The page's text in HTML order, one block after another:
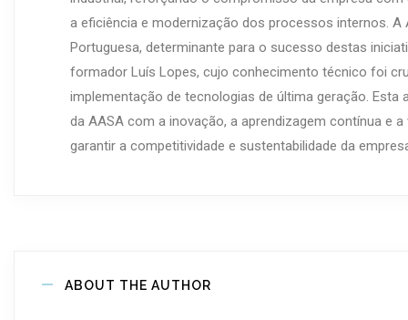
a eficiência e modernização dos processos internos.
Portuguesa, determinante para o sucesso destas
formador Luís Lopes, cujo conhecimento técnico foi
implementação de tecnologias de última geração.
da AASA com a inovação, a aprendizagem contínua e
garantir a competitividade e sustentabilidade da
ABOUT THE AUTHOR